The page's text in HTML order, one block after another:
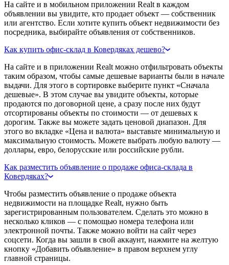
На сайте и в мобильном приложении Realt в каждом
объявлении вы увидите, кто продает объект — собственник
или агентство. Если хотите купить объект недвижимости без
посредника, выбирайте объявления от собственников.
Как купить офис-склад в Ковердяках дешево?
На сайте и в приложении Realt можно отфильтровать объекты
таким образом, чтобы самые дешевые варианты были в начале
выдачи. Для этого в сортировке выберите пункт «Сначала
дешевые». В этом случае вы увидите объекты, которые
продаются по договорной цене, а сразу после них будут
отсортированы объекты по стоимости — от дешевых к
дорогим. Также вы можете задать ценовой диапазон. Для
этого во вкладке «Цена и валюта» выставьте минимальную и
максимальную стоимость. Можете выбрать любую валюту —
доллары, евро, белорусские или российские рубли.
Как разместить объявление о продаже офиса-склада в
Ковердяках?
Чтобы разместить объявление о продаже объекта
недвижимости на площадке Realt, нужно быть
зарегистрированным пользователем. Сделать это можно в
несколько кликов — с помощью номера телефона или
электронной почты. Также можно войти на сайт через
соцсети. Когда вы зашли в свой аккаунт, нажмите на желтую
кнопку «Добавить объявление» в правом верхнем углу
главной страницы.